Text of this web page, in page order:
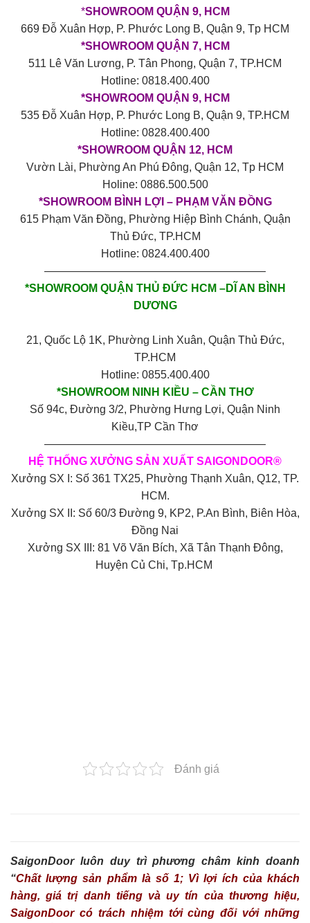
*SHOWROOM QUẬN 9, HCM
669 Đỗ Xuân Hợp, P. Phước Long B, Quận 9, Tp HCM
*SHOWROOM QUẬN 7, HCM
511 Lê Văn Lương, P. Tân Phong, Quận 7, TP.HCM
Hotline: 0818.400.400
*SHOWROOM QUẬN 9, HCM
535 Đỗ Xuân Hợp, P. Phước Long B, Quận 9, TP.HCM
Hotline: 0828.400.400
*SHOWROOM QUẬN 12, HCM
Vườn Lài, Phường An Phú Đông, Quận 12, Tp HCM
Holine: 0886.500.500
*SHOWROOM BÌNH LỢI – PHẠM VĂN ĐỒNG
615 Phạm Văn Đồng, Phường Hiệp Bình Chánh, Quận
Thủ Đức, TP.HCM
Hotline: 0824.400.400
————————————————————
*SHOWROOM QUẬN THỦ ĐỨC HCM –DĨ AN BÌNH
DƯƠNG
21, Quốc Lộ 1K, Phường Linh Xuân, Quận Thủ Đức,
TP.HCM
Hotline: 0855.400.400
*SHOWROOM NINH KIỀU – CẦN THƠ
Số 94c, Đường 3/2, Phường Hưng Lợi, Quận Ninh
Kiều,TP Cần Thơ
————————————————————
HỆ THỐNG XƯỞNG SẢN XUẤT SAIGONDOOR®
Xưởng SX I: Số 361 TX25, Phường Thạnh Xuân, Q12, TP.
HCM.
Xưởng SX II: Số 60/3 Đường 9, KP2, P.An Bình, Biên Hòa,
Đồng Nai
Xưởng SX III: 81 Võ Văn Bích, Xã Tân Thạnh Đông,
Huyện Củ Chi, Tp.HCM
Đánh giá
SaigonDoor luôn duy trì phương châm kinh doanh
“Chất lượng sản phẩm là số 1; Vì lợi ích của khách
hàng, giá trị danh tiếng và uy tín của thương hiệu,
SaigonDoor có trách nhiệm tới cùng đối với những